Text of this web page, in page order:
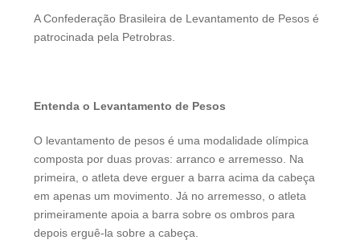
A Confederação Brasileira de Levantamento de Pesos é
patrocinada pela Petrobras.
Entenda o Levantamento de Pesos
O levantamento de pesos é uma modalidade olímpica
composta por duas provas: arranco e arremesso. Na
primeira, o atleta deve erguer a barra acima da cabeça
em apenas um movimento. Já no arremesso, o atleta
primeiramente apoia a barra sobre os ombros para
depois erguê-la sobre a cabeça.